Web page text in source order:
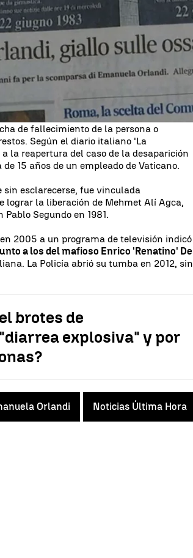
elhallazgo de huesos humanos
en la
unos trabajos de remodelación en el
Sede.
sido localizados "en un local anexo a la
en el número 27 de vía Po, antes de
el lugar y que el fiscal jefe, Giuseppe
ha pedido a la Policía Científica que
de fallecimiento de la persona o
Según el diario italiano 'La
la reapertura del caso de la desaparición
de 15 años de un empleado de Vaticano.
sin esclarecerse, fue vinculada
lograr la liberación de Mehmet Alí Agca,
Segundo en 1981.
2005 a un programa de televisión indicó
a los del mafioso Enrico 'Renatino' De
La Policía abrió su tumba en 2012, sin
brotes de
explosiva" y por
Orlandi Noticias Última Hora